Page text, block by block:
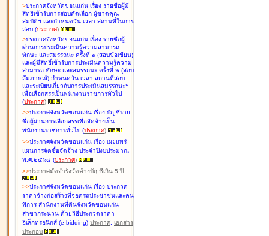
>ประกาศจังหวัดขอนแก่น เรื่อง รายชื่อผู้มี
สิทธิเข้ารับการสอบคัดเลือก ผู้ขาดคุณ
สมบัติฯ และกำหนดวัน เวลา สถานที่ในการ
สอบ (ประกาศ)
>ประกาศจังหวัดขอนแก่น เรื่อง รายชื่อผู้
ผ่านการประเมินความรู้ความสามารถ
ทักษะ และสมรรถนะ ครั้งที่ ๑ (สอบข้อเขียน)
และผู้มีสิทธิ์เข้ารับการประเมินความรู้ความ
สามารถ ทักษะ และสมรรถนะ ครั้งที่ ๒ (สอบ
สัมภาษณ์) กำหนดวัน เวลา สถานที่สอบ
และระเบียบเกี่ยวกับการประเมินสมรรถนะฯ
เพื่อเลือกสรรเป็นพนักงานราชการทั่วไป
(ประกาศ)
>>ประกาศจังหวัดขอนแก่น เรื่อง บัญชีราย
ชื่อผู้ผ่านการเลือกสรรเพื่อจัดจ้างเป็น
พนักงานราชการทั่วไป (ประกาศ)
>>ประกาศจังหวัดขอนแก่น เรื่อง เผยแพร่
แผนการจัดซื้อจัดจ้าง ประจำปีงบประมาณ
พ.ศ.๒๕๖๘ (ประกาศ)
>>ประกาศมัดจำรังวัดค้างบัญชีเกิน 5 ปี
>>ประกาศจังหวัดขอนแก่น เรื่อง ประกวด
ราคาจ้างก่อสร้างที่จอดรถประชาชนและคน
พิการ สำนักงานที่ดินจังหวัดขอนแก่น
สาขากระนวน ด้วยวิธีประกวดราคา
อิเล็กทรอนิกส์ (e-bidding) ประกาศ, เอกสาร
ประกอบ